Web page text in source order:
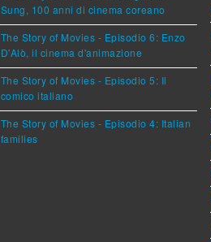
Sung, 100 anni di cinema coreano
The Story of Movies - Episodio 6: Enzo
D'Alò, il cinema d'animazione
The Story of Movies - Episodio 5: Il
comico italiano
The Story of Movies - Episodio 4: Italian
families